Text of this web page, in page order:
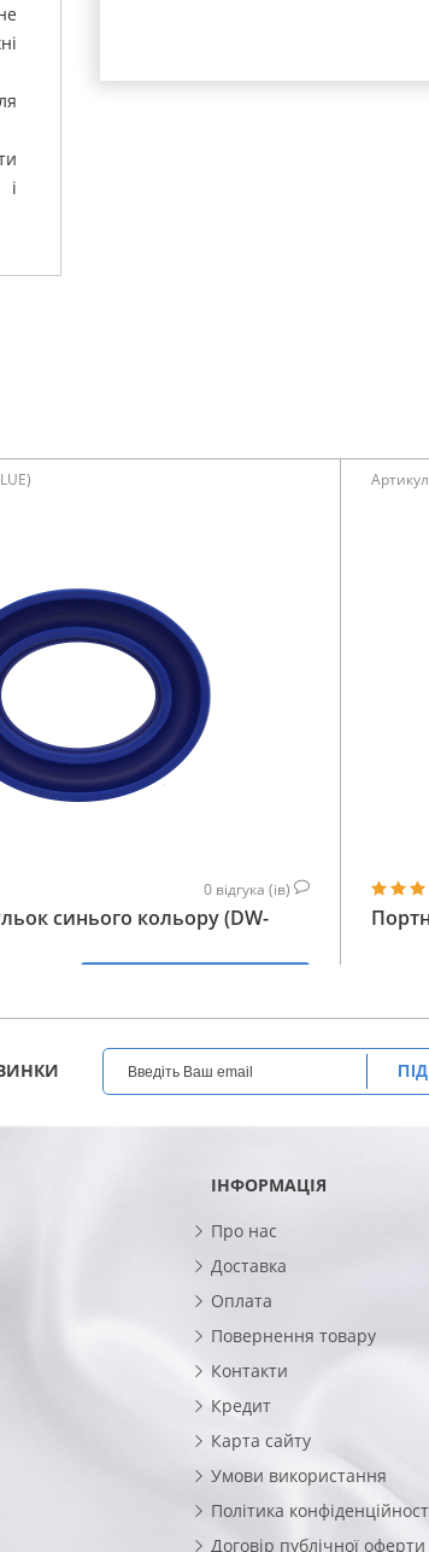
і
0 відгука (ів)
синього кольору (DW-
ІНФОРМАЦІЯ
Про нас
Доставка
Оплата
Повернення товару
Контакти
Кредит
Карта сайту
Умови використання
Політика
Договір публічної оферти